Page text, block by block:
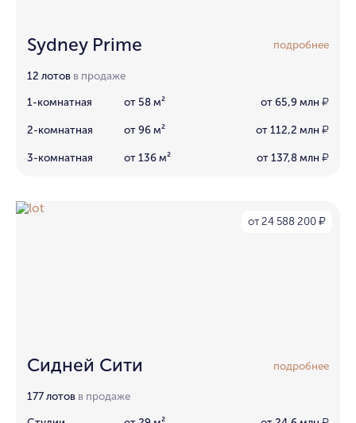
Sydney Prime подробнее
12 лотов в продаже
1-комнатная от 58 м² от 65,9 млн ₽
2-комнатная от 96 м² от 112,2 млн ₽
3-комнатная от 136 м² от 137,8 млн ₽
от 24 588 200 ₽
Сидней Сити подробнее
177 лотов в продаже